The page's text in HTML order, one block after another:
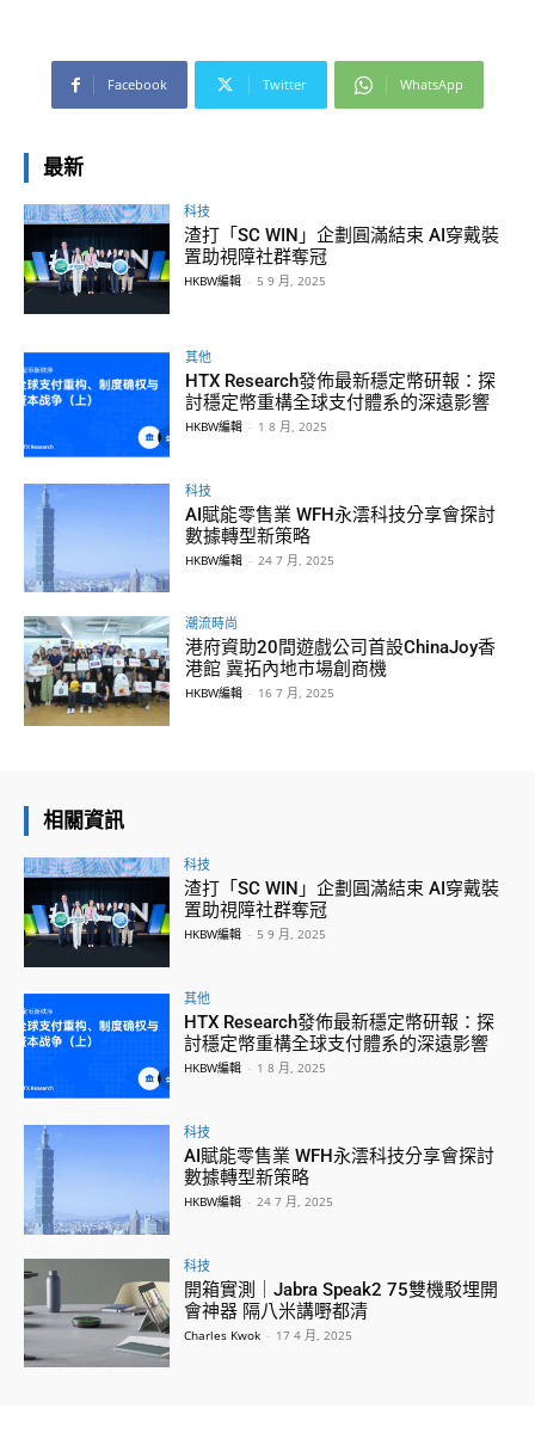
Facebook Twitter WhatsApp
最新
科技
渣打「SC WIN」企劃圓滿結束 AI穿戴裝
置助視障社群奪冠
HKBW編輯 - 5 9 月, 2025
其他
HTX Research發佈最新穩定幣研報：探
討穩定幣重構全球支付體系的深遠影響
HKBW編輯 - 1 8 月, 2025
科技
AI賦能零售業 WFH永澐科技分享會探討
數據轉型新策略
HKBW編輯 - 24 7 月, 2025
潮流時尚
港府資助20間遊戲公司首設ChinaJoy香
港館 冀拓內地市場創商機
HKBW編輯 - 16 7 月, 2025
相關資訊
科技
渣打「SC WIN」企劃圓滿結束 AI穿戴裝
置助視障社群奪冠
HKBW編輯 - 5 9 月, 2025
其他
HTX Research發佈最新穩定幣研報：探
討穩定幣重構全球支付體系的深遠影響
HKBW編輯 - 1 8 月, 2025
科技
AI賦能零售業 WFH永澐科技分享會探討
數據轉型新策略
HKBW編輯 - 24 7 月, 2025
科技
開箱實測｜Jabra Speak2 75雙機駁埋開
會神器 隔八米講嘢都清
Charles Kwok - 17 4 月, 2025